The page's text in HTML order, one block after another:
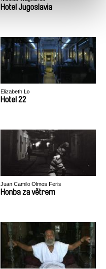
Hotel Jugoslavia
Elizabeth Lo
Hotel 22
Juan Camilo Olmos Feris
Honba za větrem